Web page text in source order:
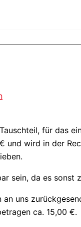
für das
und wird in der
sein, da es sonst
uns
ca. 15,00 €.